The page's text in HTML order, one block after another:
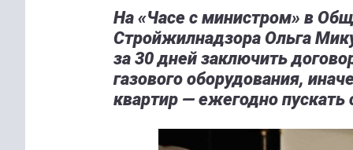
На «Часе с министром» в
Стройжилнадзора Ольга
за 30 дней заключить
газового оборудования,
квартир — ежегодно пускать